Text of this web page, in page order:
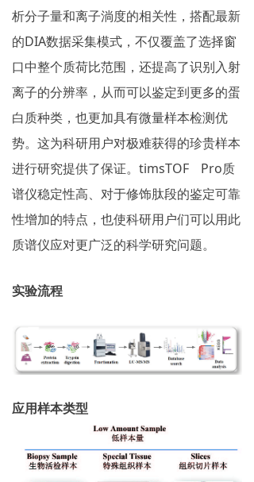
析分子量和离子淌度的相关性，搭配最新
的DIA数据采集模式，不仅覆盖了选择窗
口中整个质荷比范围，还提高了识别入射
离子的分辨率，从而可以鉴定到更多的蛋
白质种类，也更加具有微量样本检测优
势。这为科研用户对极难获得的珍贵样本
进行研究提供了保证。timsTOFﾠPro质
谱仪稳定性高、对于修饰肽段的鉴定可靠
性增加的特点，也使科研用户们可以用此
质谱仪应对更广泛的科学研究问题。
实验流程
应用样本类型